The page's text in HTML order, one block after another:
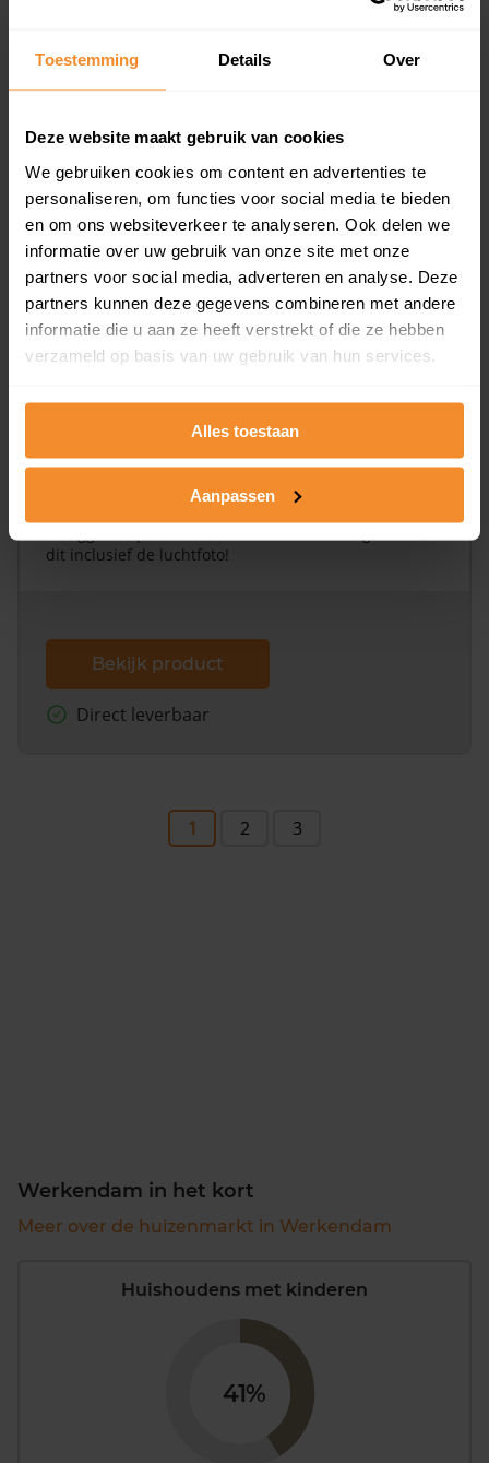
Toestemming Details Over
Deze website maakt gebruik van cookies
We gebruiken cookies om content en advertenties te
personaliseren, om functies voor social media te bieden
en om ons websiteverkeer te analyseren. Ook delen we
informatie over uw gebruik van onze site met onze
partners voor social media, adverteren en analyse. Deze
partners kunnen deze gegevens combineren met andere
informatie die u aan ze heeft verstrekt of die ze hebben
verzameld op basis van uw gebruik van hun services.
Alles toestaan
Aanpassen
Koopsommenoverzicht (1 jaar gratis
Inclusief 1 jaar gratis updates
en koopdatum) binnen een postcodegebied. Dit
koopsommen.
Bekijk product
Direct leverbaar
Kadastrale kaart pakket
Alleen globale ligging perceel
dit inclusief de luchtfoto!
Bekijk product
Direct leverbaar
1 2 3
Werkendam in het kort
Meer over de huizenmarkt in Werkendam
Huishoudens met kinderen
41%